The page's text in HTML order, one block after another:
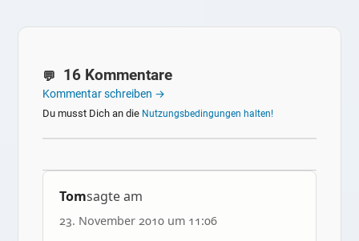
16 Kommentare
Kommentar schreiben →
Du musst Dich an die Nutzungsbedingungen halten!
Tomsagte am
23. November 2010 um 11:06